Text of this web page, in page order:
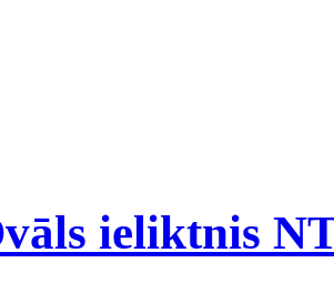
ieliktnis